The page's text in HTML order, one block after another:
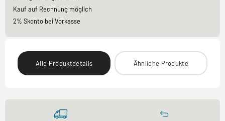
Kauf auf Rechnung möglich
2% Skonto bei Vorkasse
Alle Produktdetails Ähnliche Produkte